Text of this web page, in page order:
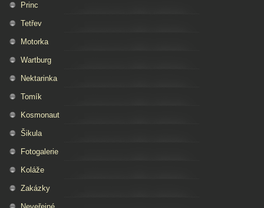
Princ
Tetřev
Motorka
Wartburg
Nektarinka
Tomík
Kosmonaut
Šikula
Fotogalerie
Koláže
Zakázky